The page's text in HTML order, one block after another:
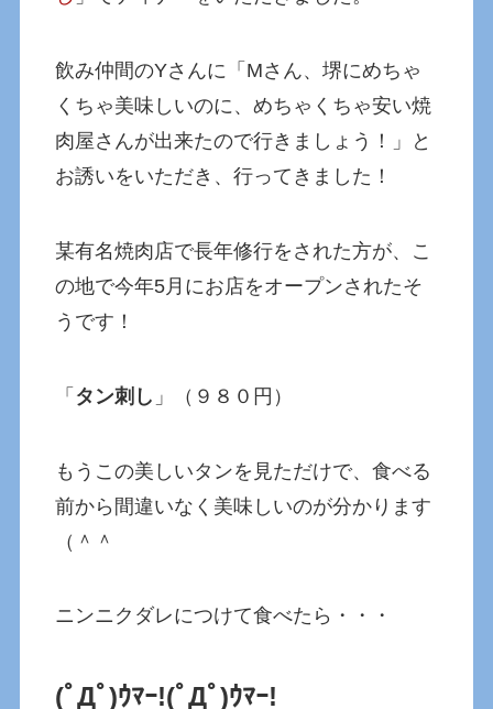
飲み仲間のYさんに「Mさん、堺にめちゃ
くちゃ美味しいのに、めちゃくちゃ安い焼
肉屋さんが出来たので行きましょう！」と
お誘いをいただき、行ってきました！
某有名焼肉店で長年修行をされた方が、こ
の地で今年5月にお店をオープンされたそ
うです！
「 タン刺し 」（９８０円）
もうこの美しいタンを見ただけで、食べる
前から間違いなく美味しいのが分かります
（＾＾
ニンニクダレにつけて食べたら・・・
(ﾟДﾟ)ｳﾏｰ!(ﾟДﾟ)ｳﾏｰ!